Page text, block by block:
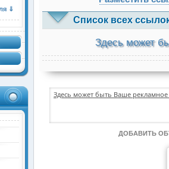
⇓
Список всех
Здесь может
Здесь может быть Ваше
ДОБАВИТЬ